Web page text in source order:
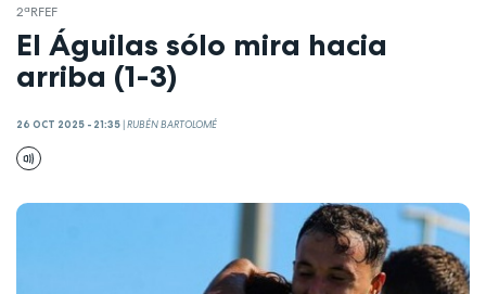
2ªRFEF
El Águilas sólo mira hacia
arriba (1-3)
26 OCT 2025 - 21:35 |RUBÉN BARTOLOMÉ